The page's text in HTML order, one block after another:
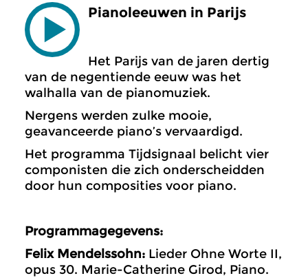
Pianoleeuwen in Parijs
Het Parijs van de jaren dertig
van de negentiende eeuw was het
walhalla van de pianomuziek.
Nergens werden zulke mooie,
geavanceerde piano’s vervaardigd.
Het programma Tijdsignaal belicht vier
componisten die zich onderscheidden
door hun composities voor piano.
Programmagegevens:
Felix Mendelssohn: Lieder Ohne Worte II,
opus 30. Marie-Catherine Girod, Piano.